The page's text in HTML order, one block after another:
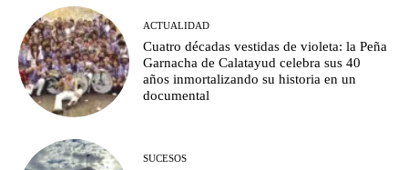
ACTUALIDAD
Cuatro décadas vestidas de violeta: la Peña
Garnacha de Calatayud celebra sus 40
años inmortalizando su historia en un
documental
SUCESOS